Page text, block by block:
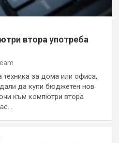
втора употреба
техника за дома или офиса,
да купи бюджетен нов
към компютри втора